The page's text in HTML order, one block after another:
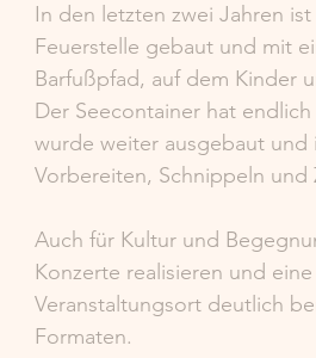
In den letzten zwei Jahren
Feuerstelle gebaut und mit
Barfußpfad, auf dem Kinder
Der Seecontainer hat
wurde weiter ausgebaut
Vorbereiten, Schnippeln und
Auch für Kultur und
Konzerte realisieren und
Veranstaltungsort deutlich
Formaten.